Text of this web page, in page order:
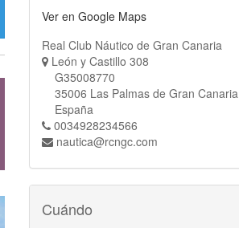
Ver en Google Maps
Real Club Náutico de Gran Canaria
León y Castillo 308
G35008770
35006 Las Palmas de Gran Canaria
España
0034928234566
nautica@rcngc.com
Cuándo